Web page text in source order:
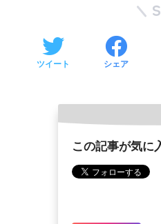
ツイート シェア
この記事が気に